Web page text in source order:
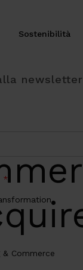
Sostenibilità
newsletter
*
& Commerce